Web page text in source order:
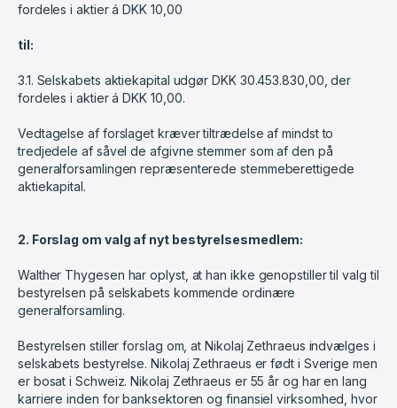
fordeles i aktier á DKK 10,00
til:
3.1. Selskabets aktiekapital udgør DKK 30.453.830,00, der
fordeles i aktier á DKK 10,00.
Vedtagelse af forslaget kræver tiltrædelse af mindst to
tredjedele af såvel de afgivne stemmer som af den på
generalforsamlingen repræsenterede stemmeberettigede
aktiekapital.
2. Forslag om valg af nyt bestyrelsesmedlem:
Walther Thygesen har oplyst, at han ikke genopstiller til valg til
bestyrelsen på selskabets kommende ordinære
generalforsamling.
Bestyrelsen stiller forslag om, at Nikolaj Zethraeus indvælges i
selskabets bestyrelse. Nikolaj Zethraeus er født i Sverige men
er bosat i Schweiz. Nikolaj Zethraeus er 55 år og har en lang
karriere inden for banksektoren og finansiel virksomhed, hvor